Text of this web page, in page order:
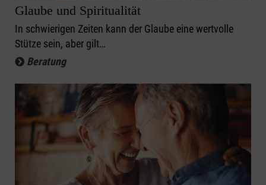
Glaube und Spiritualität
In schwierigen Zeiten kann der Glaube eine wertvolle
Stütze sein, aber gilt…
Beratung